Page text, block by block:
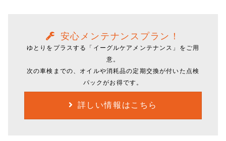
安心メンテナンスプラン！
ゆとりをプラスする「イーグルケアメンテナンス」をご用
意。
次の車検までの、オイルや消耗品の定期交換が付いた点検
パックがお得です。
詳しい情報はこちら